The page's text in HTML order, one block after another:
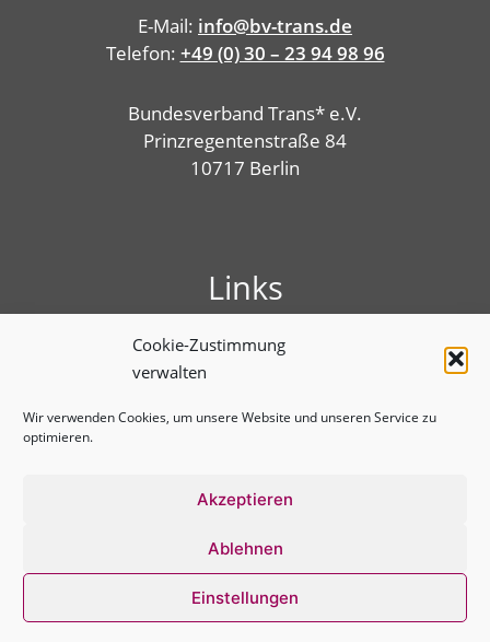
Cookie-Zustimmung
verwalten
Wir verwenden Cookies, um unsere Website und unseren Service zu
optimieren.
Akzeptieren
Ablehnen
Einstellungen
E-Mail: info@bv-trans.de
Telefon: +49 (0) 30 – 23 94 98 96
Bundesverband Trans* e.V.
Prinzregentenstraße 84
10717 Berlin
Links
Presse
Linktree
Benutzungshinweise
Datenschutz­erklärung
2026 © BVT*